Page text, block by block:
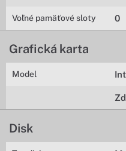
Voľné pamäťové sloty 0
Grafická karta
Model
Disk